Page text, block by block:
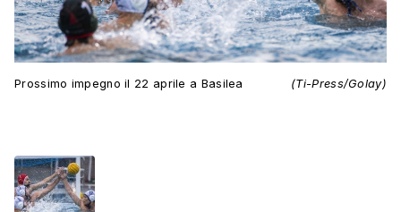
Prossimo impegno il 22 aprile a Basilea (Ti-Press/Golay)